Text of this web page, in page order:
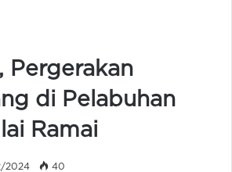
Pergerakan
di Pelabuhan
Ramai
2024 40